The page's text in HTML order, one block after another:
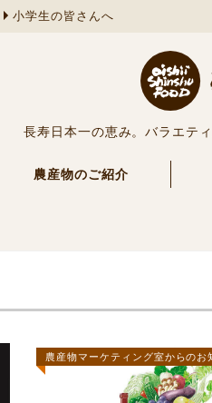
小学生の皆さんへ
長寿日本一の恵み。バラエテ
農産物のご紹介
農産物マーケティング室からのお